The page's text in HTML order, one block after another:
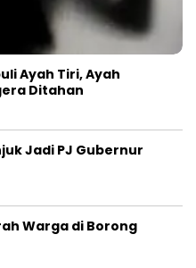
Ayah Tiri, Ayah
Ditahan
Jadi PJ Gubernur
Warga di Borong